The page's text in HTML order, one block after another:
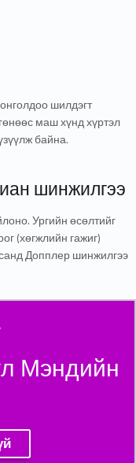
шилдэгт
маш хүнд хүртэл
байна.
шинжилгээ
Ургийн өсөлтийг
(хөгжлийн гажиг)
Допплер шинжилгээ
Мэндийн